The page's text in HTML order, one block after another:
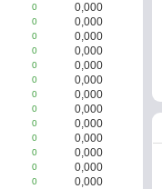
0
0,000
0
0,000
0
0,000
0
0,000
0
0,000
0
0,000
0
0,000
0
0,000
0
0,000
0
0,000
0
0,000
0
0,000
0
0,000